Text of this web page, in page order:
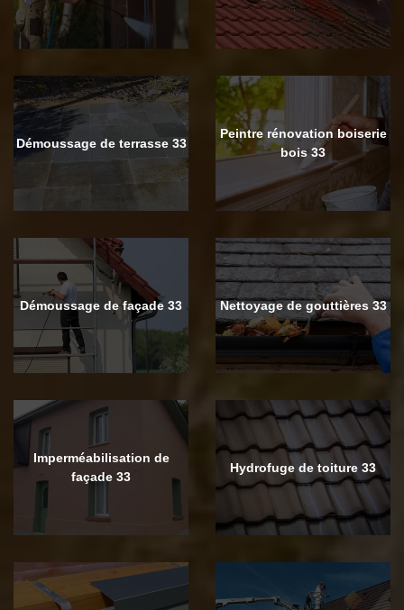
Démoussage de terrasse 33
Peintre rénovation boiserie
bois 33
Démoussage de façade 33 Nettoyage de gouttières 33
Imperméabilisation de
façade 33
Hydrofuge de toiture 33